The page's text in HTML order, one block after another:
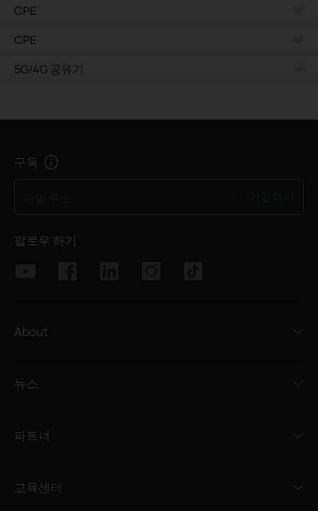
CPE
CPE
5G/4G 공유기
구독
팔로우 하기
About
뉴스
파트너
교육센터